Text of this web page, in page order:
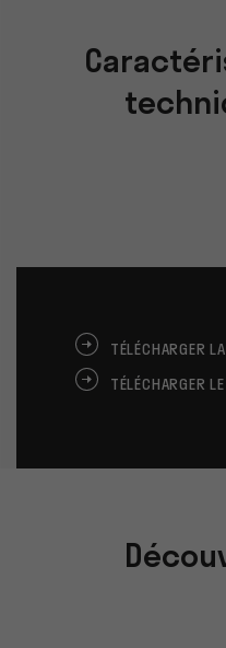
TÉLÉCHARGER
TÉLÉCHARGER